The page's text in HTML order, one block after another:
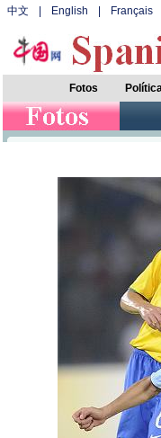
中文 English Français
Fotos